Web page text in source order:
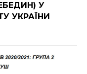
У
УКРАЇНИ